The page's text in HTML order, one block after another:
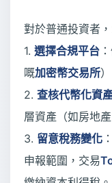
對於普通投資者
1. 選擇合規平台
嘅加密幣交易所
2. 查核代幣化資
層資產（如房地
3. 留意稅務變化
申報範圍，交易